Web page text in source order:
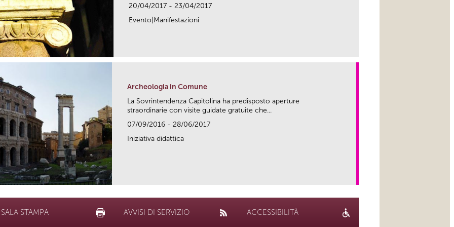
20/04/2017 - 23/04/2017
Evento|Manifestazioni
Archeologia in Comune
La Sovrintendenza Capitolina ha predisposto aperture
straordinarie con visite guidate gratuite che...
07/09/2016 - 28/06/2017
Iniziativa didattica
SALA STAMPA AVVISI DI SERVIZIO ACCESSIBILITÀ